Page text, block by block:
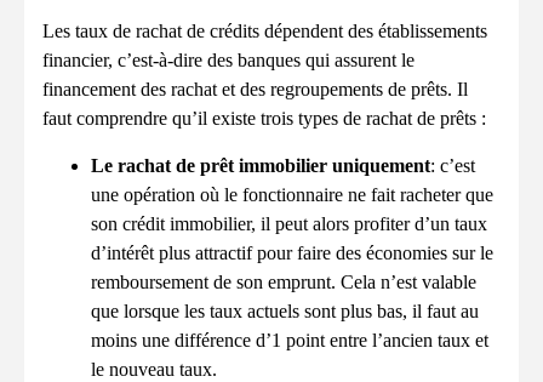
Les taux de rachat de crédits dépendent des établissements
financier, c’est-à-dire des banques qui assurent le
financement des rachat et des regroupements de prêts. Il
faut comprendre qu’il existe trois types de rachat de prêts :
Le rachat de prêt immobilier uniquement: c’est
une opération où le fonctionnaire ne fait racheter que
son crédit immobilier, il peut alors profiter d’un taux
d’intérêt plus attractif pour faire des économies sur le
remboursement de son emprunt. Cela n’est valable
que lorsque les taux actuels sont plus bas, il faut au
moins une différence d’1 point entre l’ancien taux et
le nouveau taux.